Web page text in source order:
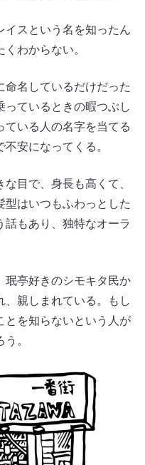
イスという名を知ったん
わからない。
命名しているだけだった
っているときの暇つぶし
ている人の名字を当てる
安になってくる。
目で、身長も高くて、
型はいつもふわっとした
話もあり、独特なオーラ
珉亭好きのシモキタ民か
、親しまれている。もし
とを知らないという人が
。